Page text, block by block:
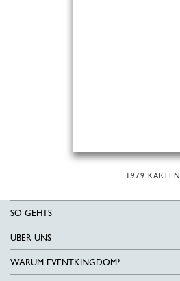
1979 KARTEN
SO GEHTS
ÜBER UNS
WARUM EVENTKINGDOM?